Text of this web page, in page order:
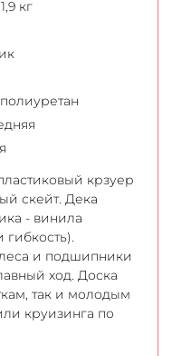
кг
крзуер
скейт. Дека
- винила
и подшипники
ход. Доска
так и молодым
круизинга по